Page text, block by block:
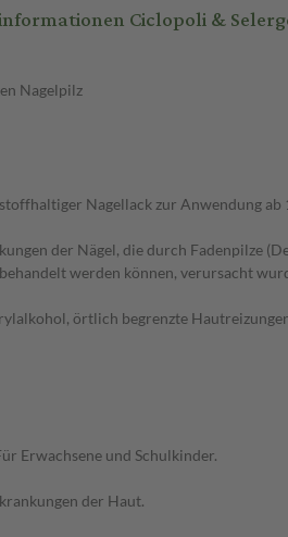
Ciclopoli &
Nagelpilz
Nagellack zur Anwendung ab
der Nägel, die durch Fadenpilze
werden können, verursacht
örtlich begrenzte
Erwachsene und Schulkinder.
der Haut.